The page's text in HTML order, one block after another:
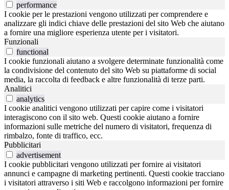
performance
I cookie per le prestazioni vengono utilizzati per comprendere e
analizzare gli indici chiave delle prestazioni del sito Web che aiutano
a fornire una migliore esperienza utente per i visitatori.
Funzionali
functional
I cookie funzionali aiutano a svolgere determinate funzionalità come
la condivisione del contenuto del sito Web su piattaforme di social
media, la raccolta di feedback e altre funzionalità di terze parti.
Analitici
analytics
I cookie analitici vengono utilizzati per capire come i visitatori
interagiscono con il sito web. Questi cookie aiutano a fornire
informazioni sulle metriche del numero di visitatori, frequenza di
rimbalzo, fonte di traffico, ecc.
Pubblicitari
advertisement
I cookie pubblicitari vengono utilizzati per fornire ai visitatori
annunci e campagne di marketing pertinenti. Questi cookie tracciano
i visitatori attraverso i siti Web e raccolgono informazioni per fornire